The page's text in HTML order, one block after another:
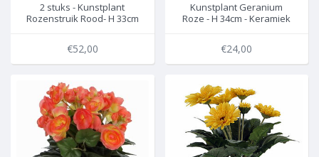
2 stuks - Kunstplant
Rozenstruik Rood- H 33cm
€52,00
Kunstplant Geranium
Roze - H 34cm - Keramiek
€24,00